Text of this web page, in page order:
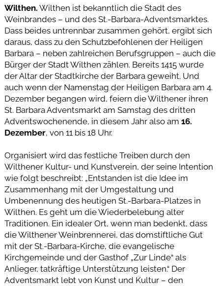
Wilthen. Wilthen ist bekanntlich die Stadt des
Weinbrandes – und des St.-Barbara-Adventsmarktes.
Dass beides untrennbar zusammen gehört, ergibt sich
daraus, dass zu den Schutzbefohlenen der Heiligen
Barbara – neben zahlreichen Berufsgruppen – auch die
Bürger der Stadt Wilthen zählen. Bereits 1415 wurde
der Altar der Stadtkirche der Barbara geweiht. Und
auch wenn der Namenstag der Heiligen Barbara am 4.
Dezember begangen wird, feiern die Wilthener ihren
St. Barbara Adventsmarkt am Samstag des dritten
Adventswochenende, in diesem Jahr also am 16.
Dezember, von 11 bis 18 Uhr.
Organisiert wird das festliche Treiben durch den
Wilthener Kultur- und Kunstverein, der seine Intention
wie folgt beschreibt: „Entstanden ist die Idee im
Zusammenhang mit der Umgestaltung und
Umbenennung des heutigen St.-Barbara-Platzes in
Wilthen. Es geht um die Wiederbelebung alter
Traditionen. Ein idealer Ort, wenn man bedenkt, dass
die Wilthener Weinbrennerei, das domstiftliche Gut
mit der St.-Barbara-Kirche, die evangelische
Kirchgemeinde und der Gasthof „Zur Linde“ als
Anlieger, tatkräftige Unterstützung leisten.“ Der
Adventsmarkt lebt von Kunst und Kultur – den